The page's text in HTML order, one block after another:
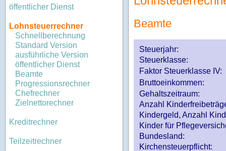
öffentlicher Dienst
Lohnsteuerrechner
Schnellberechnung
Standard Version
ausführliche Version
öffentlicher Dienst
Beamte
Progressionsrechner
Chefrechner
Zielnettorechner
Kreditrechner
Teilzeitrechner
Beamte
Steuerjahr:
Steuerklasse:
Faktor Steuerklasse IV:
Bruttoeinkommen:
Gehaltszeitraum:
Anzahl
Kindergeld, Anzahl
Kinder für
Bundesland:
Kirchensteuerpflicht: